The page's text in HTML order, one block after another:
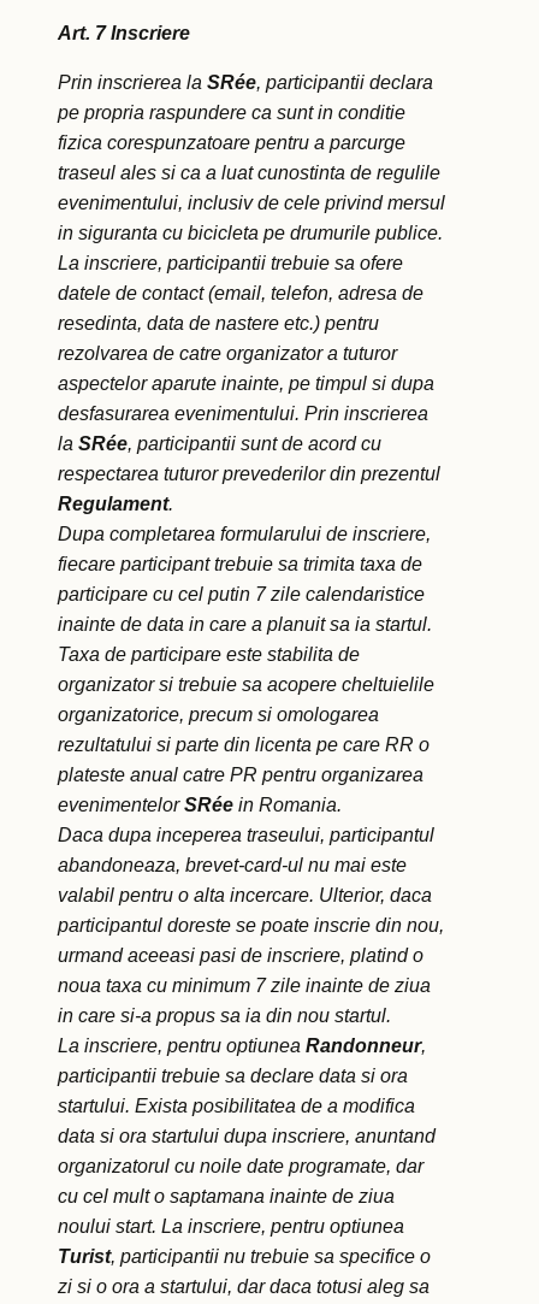
Art. 7 Inscriere
Prin inscrierea la SRée, participantii declara
pe propria raspundere ca sunt in conditie
fizica corespunzatoare pentru a parcurge
traseul ales si ca a luat cunostinta de regulile
evenimentului, inclusiv de cele privind mersul
in siguranta cu bicicleta pe drumurile publice.
La inscriere, participantii trebuie sa ofere
datele de contact (email, telefon, adresa de
resedinta, data de nastere etc.) pentru
rezolvarea de catre organizator a tuturor
aspectelor aparute inainte, pe timpul si dupa
desfasurarea evenimentului. Prin inscrierea
la SRée, participantii sunt de acord cu
respectarea tuturor prevederilor din prezentul
Regulament.
Dupa completarea formularului de inscriere,
fiecare participant trebuie sa trimita taxa de
participare cu cel putin 7 zile calendaristice
inainte de data in care a planuit sa ia startul.
Taxa de participare este stabilita de
organizator si trebuie sa acopere cheltuielile
organizatorice, precum si omologarea
rezultatului si parte din licenta pe care RR o
plateste anual catre PR pentru organizarea
evenimentelorSRée in Romania.
Daca dupa inceperea traseului, participantul
abandoneaza, brevet-card-ul nu mai este
valabil pentru o alta incercare. Ulterior, daca
participantul doreste se poate inscrie din nou,
urmand aceeasi pasi de inscriere, platind o
noua taxa cu minimum 7 zile inainte de ziua
in care si-a propus sa ia din nou startul.
La inscriere, pentru optiunea Randonneur,
participantii trebuie sa declare data si ora
startului. Exista posibilitatea de a modifica
data si ora startului dupa inscriere, anuntand
organizatorul cu noile date programate, dar
cu cel mult o saptamana inainte de ziua
noului start. La inscriere, pentru optiunea
Turist, participantii nu trebuie sa specifice o
zi si o ora a startului, dar daca totusi aleg sa